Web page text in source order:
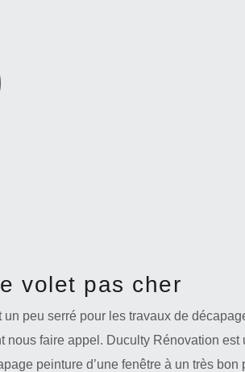
volet pas cher
peu serré pour les travaux de
nous faire appel. Duculty Rénovation est
peinture d’une fenêtre à un très bon